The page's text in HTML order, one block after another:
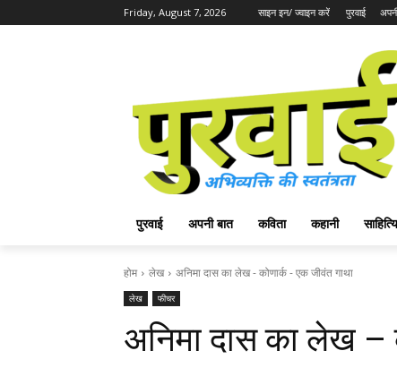
Friday, August 7, 2026 साइन इन/ ज्वाइन करें पुरवाई
पुरवाई अपनी बात कविता कहानी
होम लेख अनिमा दास का लेख - कोणार्क - एक जीवंत गाथा
लेख फीचर
अनिमा दास का लेख –